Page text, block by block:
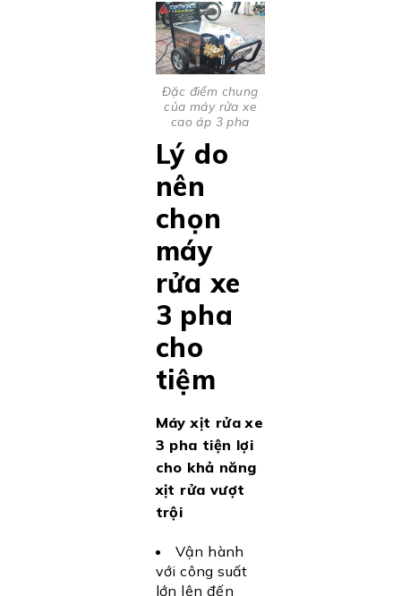
Đặc điểm chung
của máy rửa xe
cao áp 3 pha
Lý do
nên
chọn
máy
rửa xe
3 pha
cho
tiệm
Máy xịt rửa xe
3 pha tiện lợi
cho khả năng
xịt rửa vượt
trội
Vận hành
với công suất
lớn lên đến